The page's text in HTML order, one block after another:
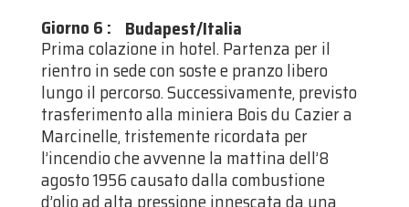
Giorno 6 : Budapest/Italia
Prima colazione in hotel. Partenza per il
rientro in sede con soste e pranzo libero
lungo il percorso. Successivamente, previsto
trasferimento alla miniera Bois du Cazier a
Marcinelle, tristemente ricordata per
l’incendio che avvenne la mattina dell’8
agosto 1956 causato dalla combustione
d’olio ad alta pressione innescata da una